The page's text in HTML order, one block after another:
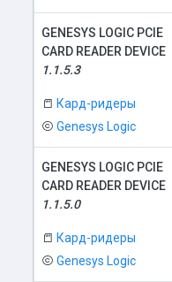
GENESYS LOGIC PCIE
CARD READER DEVICE
1.1.5.3
Кард-ридеры
Genesys Logic
GENESYS LOGIC PCIE
CARD READER DEVICE
1.1.5.0
Кард-ридеры
Genesys Logic